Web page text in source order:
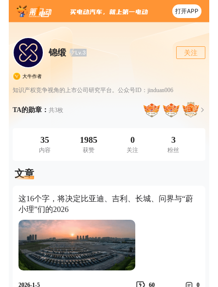
打开APP
锦缎 关注
大牛作者
知识产权竞争视角的上市公司研究平台。公众号ID：jinduan006
TA的勋章： 共3枚
35
内容
1985
获赞
0
关注
3
粉丝
文章
这16个字，将决定比亚迪、吉利、长城、问界与“蔚
小理”们的2026
2026-1-5 60 0